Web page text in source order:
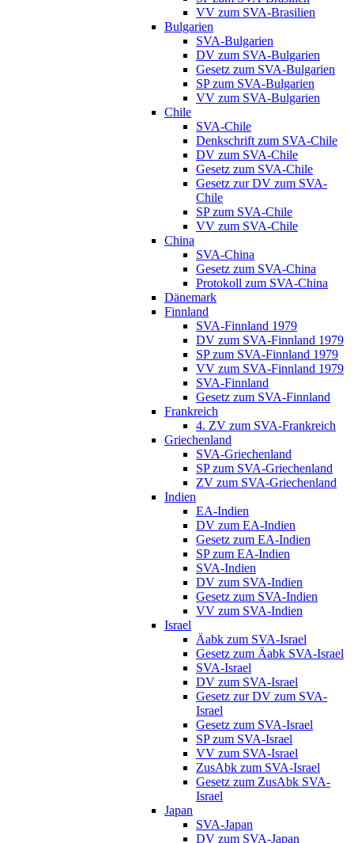
VV zum SVA-Brasilien
Bulgarien
SVA-Bulgarien
DV zum SVA-Bulgarien
Gesetz zum SVA-Bulgarien
SP zum SVA-Bulgarien
VV zum SVA-Bulgarien
Chile
SVA-Chile
Denkschrift zum SVA-Chile
DV zum SVA-Chile
Gesetz zum SVA-Chile
Gesetz zur DV zum SVA-
Chile
SP zum SVA-Chile
VV zum SVA-Chile
China
SVA-China
Gesetz zum SVA-China
Protokoll zum SVA-China
Dänemark
Finnland
SVA-Finnland 1979
DV zum SVA-Finnland 1979
SP zum SVA-Finnland 1979
VV zum SVA-Finnland 1979
SVA-Finnland
Gesetz zum SVA-Finnland
Frankreich
4. ZV zum SVA-Frankreich
Griechenland
SVA-Griechenland
SP zum SVA-Griechenland
ZV zum SVA-Griechenland
Indien
EA-Indien
DV zum EA-Indien
Gesetz zum EA-Indien
SP zum EA-Indien
SVA-Indien
DV zum SVA-Indien
Gesetz zum SVA-Indien
VV zum SVA-Indien
Israel
Äabk zum SVA-Israel
Gesetz zum Äabk SVA-Israel
SVA-Israel
DV zum SVA-Israel
Gesetz zur DV zum SVA-
Israel
Gesetz zum SVA-Israel
SP zum SVA-Israel
VV zum SVA-Israel
ZusAbk zum SVA-Israel
Gesetz zum ZusAbk SVA-
Israel
Japan
SVA-Japan
DV zum SVA-Japan